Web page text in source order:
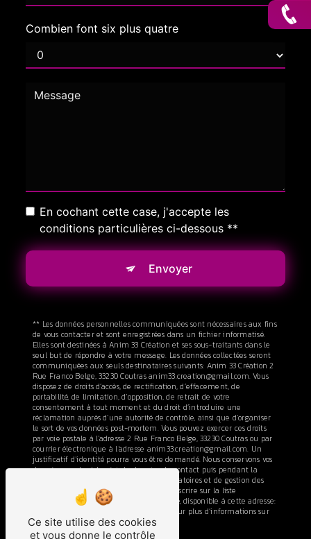
Combien font six plus quatre
En cochant cette case, j'accepte les
conditions particulières ci-dessous **
Envoyer
** Les données personnelles communiquées sont nécessaires aux fins
de vous contacter et sont enregistrées dans un fichier informatisé.
Elles sont destinées à Anim 33 Création et ses sous-traitants dans le
seul but de répondre à votre message. Les données collectées seront
communiquées aux seuls destinataires suivants: Anim 33 Création 2
Rue Franco Belge, 33230 Coutras anim33.creation@gmail.com. Vous
disposez de droits d’accès, de rectification, d’effacement, de
portabilité, de limitation, d’opposition, de retrait de votre
consentement à tout moment et du droit d’introduire une
réclamation auprès d’une autorité de contrôle, ainsi que d’organiser
le sort de vos données post-mortem. Vous pouvez exercer ces droits
par voie postale à l'adresse 2 Rue Franco Belge, 33230 Coutras ou par
courrier électronique à l'adresse anim33.creation@gmail.com. Un
justificatif d'identité pourra vous être demandé. Nous conservons vos
données pendant la période de prise de contact puis pendant la
durée de prescription légale aux fins probatoires et de gestion des
contentieux. Vous avez le droit de vous inscrire sur la liste
d'opposition au démarchage téléphonique, disponible à cette adresse:
. Consultez le site cnil.fr pour plus d’informations sur
vos droits.
Ce site utilise des cookies
et vous donne le contrôle